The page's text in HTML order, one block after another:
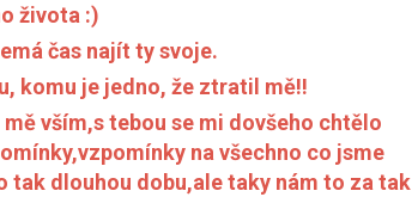
života :)
čas najít ty svoje.
komu je jedno, že ztratil mě!!
vším,s tebou se mi dovšeho chtělo
na všechno co jsme
tak dlouhou dobu,ale taky nám to za tak